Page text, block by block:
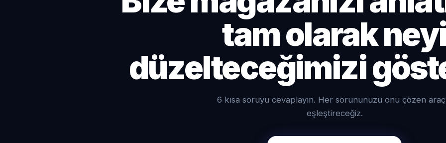
tam olarak
düzelteceğimizi
6 kısa soruyu cevaplayın. Her sorununuzu onu çözen
eşleştireceğiz.